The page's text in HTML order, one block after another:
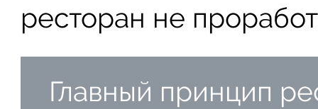
ресторан не
Главный принцип